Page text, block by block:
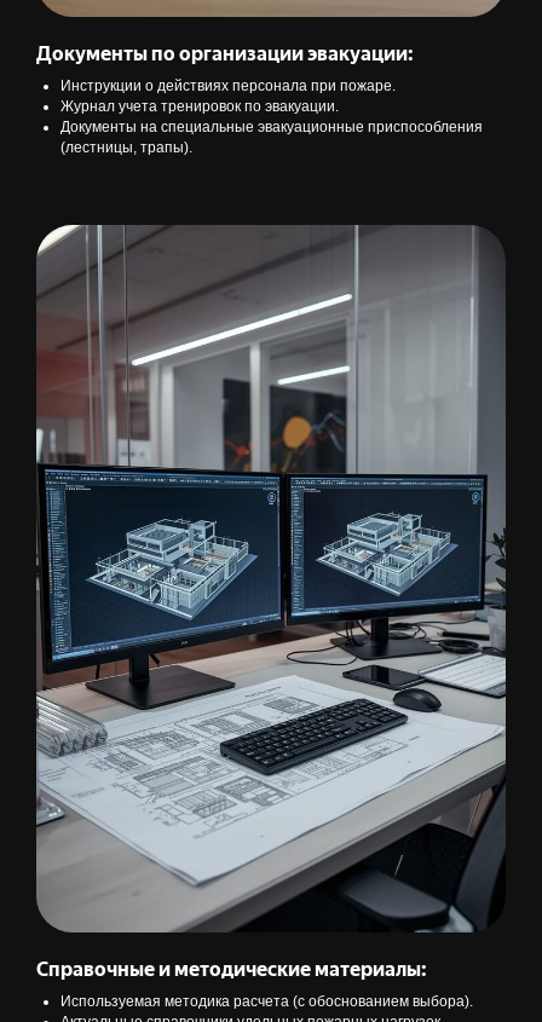
Документы по организации эвакуации:
Инструкции о действиях персонала при пожаре.
Журнал учета тренировок по эвакуации.
Документы на специальные эвакуационные приспособления
(лестницы, трапы).
Справочные и методические материалы:
Используемая методика расчета (с обоснованием выбора).